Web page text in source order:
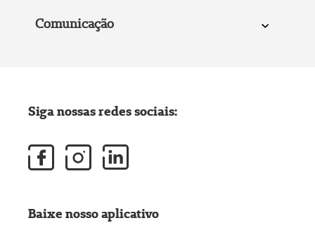
Comunicação
Siga nossas redes sociais:
Baixe nosso aplicativo